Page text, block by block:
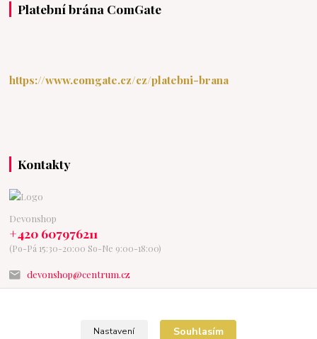
Platební brána ComGate
https://www.comgate.cz/cz/platebni-brana
Kontakty
Devonshop
+420 607976211
(Po-Pá 15:30-20:00 So-Ne 9:00-18:00)
devonshop@centrum.cz
Nastavení Souhlasím